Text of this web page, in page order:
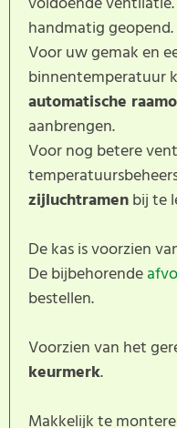
handmatig geopend.
Voor uw gemak en
binnentemperatuur
automatische
aanbrengen.
Voor nog betere
zijluchtramenbij te
De kas is voorzien
De bijbehorende
bestellen.
Voorzien van het
keurmerk.
Makkelijk te